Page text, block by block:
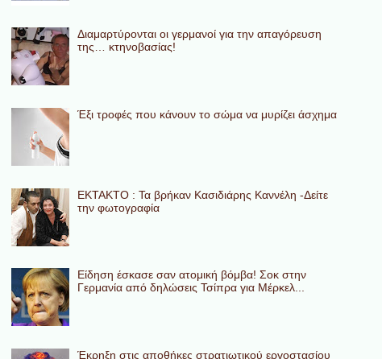
Διαμαρτύρονται οι γερμανοί για την απαγόρευση
της… κτηνοβασίας!
Έξι τροφές που κάνουν το σώμα να μυρίζει άσχημα
ΕΚΤΑΚΤΟ : Τα βρήκαν Κασιδιάρης Καννέλη -Δείτε
την φωτογραφία
Eίδηση έσκασε σαν ατομική βόμβα! Σοκ στην
Γερμανία από δηλώσεις Τσίπρα για Μέρκελ...
Έκρηξη στις αποθήκες στρατιωτικού εργοστασίου